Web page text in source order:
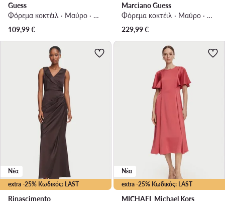
Guess
Φόρεμα κοκτέιλ · Μαύρο · Mini
109,99€
Marciano Guess
Φόρεμα κοκτέιλ · Μαύρο · Mini
229,99€
extra -25% Κωδικός: LAST
Νέα
Rinascimento
extra -25% Κωδικός: LAST
Νέα
MICHAEL Michael Kors